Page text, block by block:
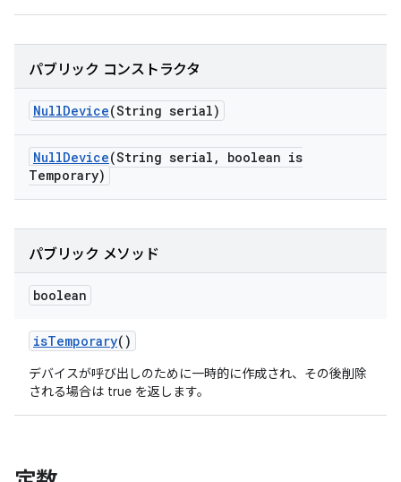
パブリック コンストラクタ
NullDevice(String serial)
NullDevice(String serial ,
boolean is
Temporary)
パブリック メソッド
boolean
isTemporary()
デバイスが呼び出しのために一時的に作成され、その後削除
される場合は true を返します。